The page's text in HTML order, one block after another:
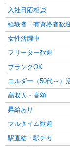
パート
大垣ケアセンターそ
善
年
12
入社日応相談
経験者・有資格者歓
女性活躍中
フリーター歓迎
ブランクOK
エルダー（50代～）
高収入・高額
昇給あり
フルタイム歓迎
駅直結・駅チカ